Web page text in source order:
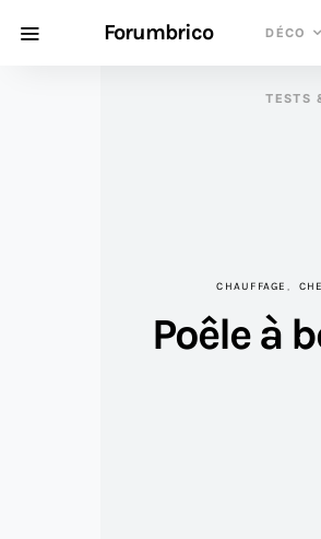
Forumbrico DÉCO
TESTS
CHAUFFAGE
Poêle à